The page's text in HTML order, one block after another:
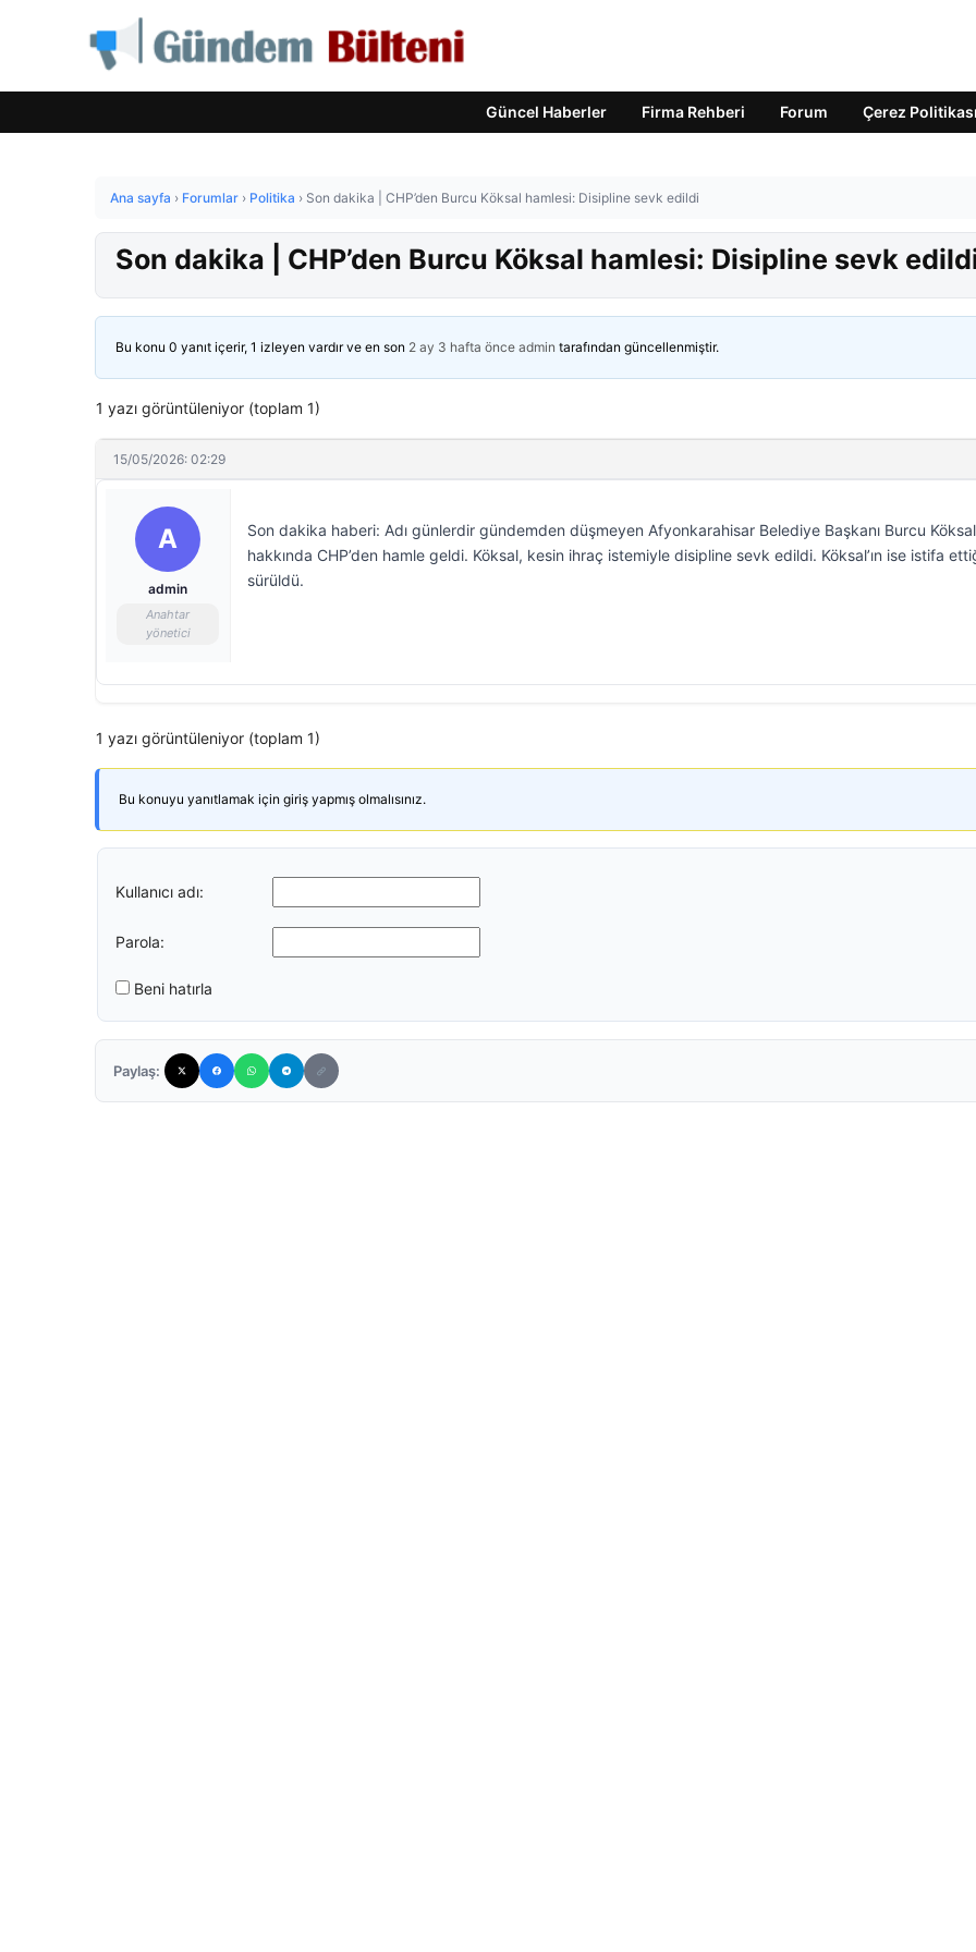
Güncel Haberler Firma Rehberi Forum Çerez Politikası
Ana sayfa › Forumlar › Politika › Son dakika | CHP’den Burcu Köksal hamlesi: Disipline sevk edildi
Son dakika | CHP’den Burcu Köksal hamlesi: Disipline sevk
Bu konu 0 yanıt içerir, 1 izleyen vardır ve en son 2 ay 3 hafta önce admin tarafından güncellenmiştir.
1 yazı görüntüleniyor (toplam 1)
15/05/2026: 02:29
A
admin
Anahtar
yönetici
Son dakika haberi: Adı günlerdir gündemden düşmeyen Afyonkarahisar Belediye Başkanı Burcu Köksal
hakkında CHP’den hamle geldi. Köksal, kesin ihraç istemiyle disipline sevk edildi. Köksal’ın ise istifa
sürüldü.
1 yazı görüntüleniyor (toplam 1)
Bu konuyu yanıtlamak için giriş yapmış olmalısınız.
Kullanıcı adı:
Parola:
Beni hatırla
Paylaş: